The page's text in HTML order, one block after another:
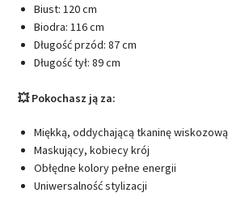
Biust: 120 cm
Biodra: 116 cm
Długość przód: 87 cm
Długość tył: 89 cm
💥 Pokochasz ją za:
Miękką, oddychającą tkaninę wiskozową
Maskujący, kobiecy krój
Obłędne kolory pełne energii
Uniwersalność stylizacji